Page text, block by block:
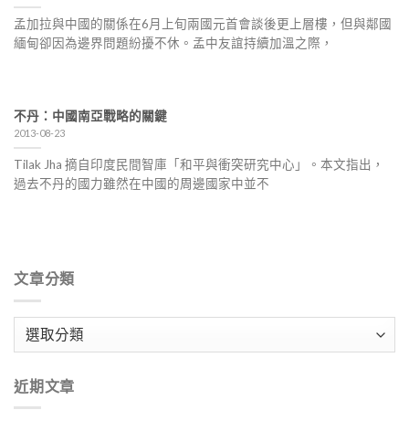
孟加拉與中國的關係在6月上旬兩國元首會談後更上層樓，但與鄰國
緬甸卻因為邊界問題紛擾不休。孟中友誼持續加溫之際，
不丹：中國南亞戰略的關鍵
2013-08-23
Tilak Jha 摘自印度民間智庫「和平與衝突研究中心」。本文指出，
過去不丹的國力雖然在中國的周邊國家中並不
文章分類
類
近期文章